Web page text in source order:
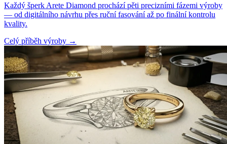
Každý šperk Arete Diamond prochází pěti precizními fázemi výroby
— od digitálního návrhu přes ruční fasování až po finální kontrolu
kvality.
Celý příběh výroby →